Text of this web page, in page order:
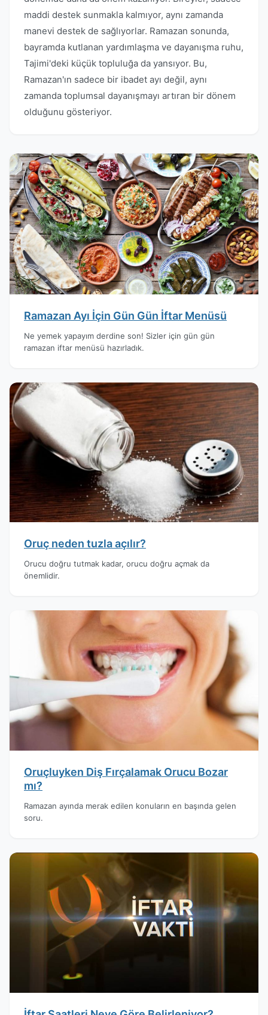
maddi destek sunmakla kalmıyor, aynı zamanda
manevi destek de sağlıyorlar. Ramazan sonunda,
bayramda kutlanan yardımlaşma ve dayanışma ruhu,
Tajimi'deki küçük topluluğa da yansıyor. Bu,
Ramazan'ın sadece bir ibadet ayı değil, aynı
zamanda toplumsal dayanışmayı artıran bir dönem
olduğunu gösteriyor.
Ramazan Ayı İçin Gün Gün İftar Menüsü
Ne yemek yapayım derdine son! Sizler için gün gün
ramazan iftar menüsü hazırladık.
Oruç neden tuzla açılır?
Orucu doğru tutmak kadar, orucu doğru açmak da
önemlidir.
Oruçluyken Diş Fırçalamak Orucu Bozar
mı?
Ramazan ayında merak edilen konuların en başında gelen
soru.